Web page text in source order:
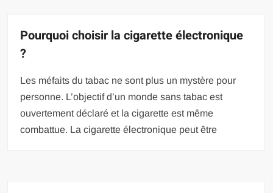
Pourquoi choisir la cigarette électronique
?
Les méfaits du tabac ne sont plus un mystère pour
personne. L’objectif d’un monde sans tabac est
ouvertement déclaré et la cigarette est même
combattue. La cigarette électronique peut être